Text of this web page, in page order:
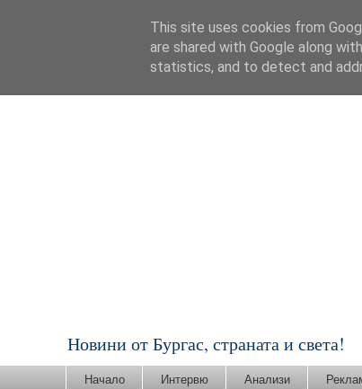
Новини от Бургас, страната и света!
Начало Интервю Анализи
This site uses cookies from
are shared with Google along
statistics, and to detect and